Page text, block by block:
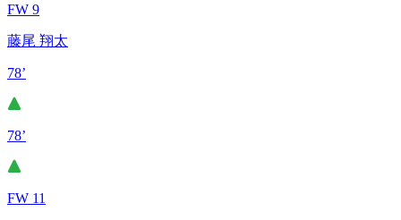
FW 9
藤尾 翔太
78’
78’
FW 11